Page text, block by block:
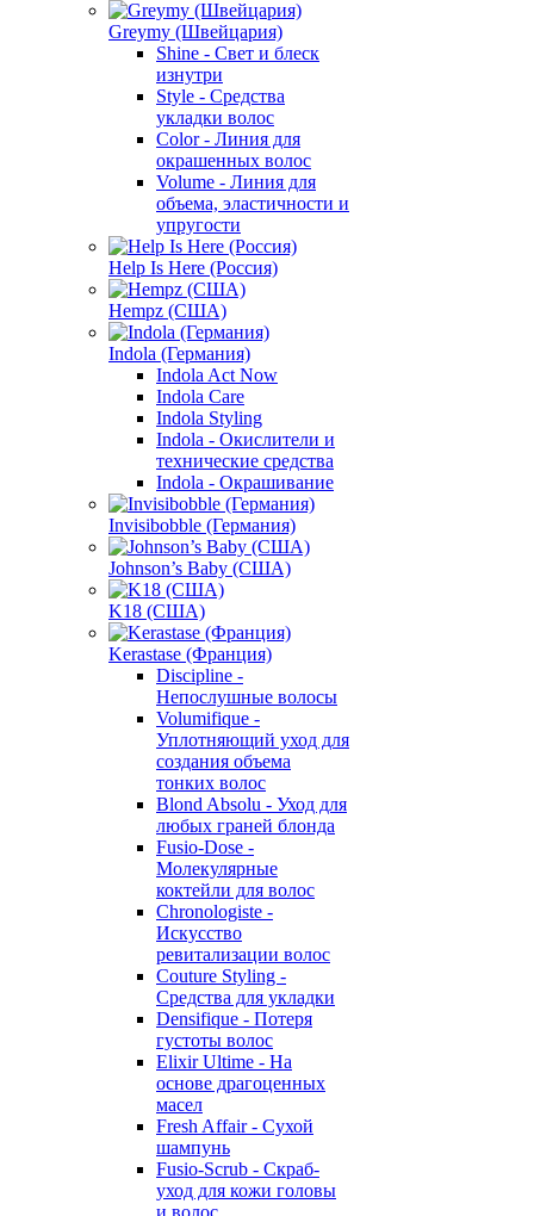
Greymy (Швейцария)
Shine - Свет и блеск
изнутри
Style - Средства
укладки волос
Color - Линия для
окрашенных волос
Volume - Линия для
объема, эластичности и
упругости
Help Is Here (Россия)
Hempz (США)
Indola (Германия)
Indola Act Now
Indola Care
Indola Styling
Indola - Окислители и
технические средства
Indola - Окрашивание
Invisibobble (Германия)
Johnson’s Baby (США)
K18 (США)
Kerastase (Франция)
Discipline -
Непослушные волосы
Volumifique -
Уплотняющий уход для
создания объема
тонких волос
Blond Absolu - Уход для
любых граней блонда
Fusio-Dose -
Молекулярные
коктейли для волос
Chronologiste -
Искусство
ревитализации волос
Couture Styling -
Средства для укладки
Densifique - Потеря
густоты волос
Elixir Ultime - На
основе драгоценных
масел
Fresh Affair - Сухой
шампунь
Fusio-Scrub - Скраб-
уход для кожи головы
и волос